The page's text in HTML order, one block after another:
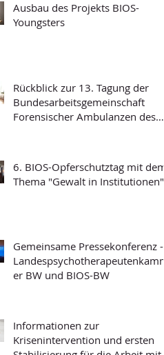
Ausbau des Projekts BIOS-
Youngsters
Rückblick zur 13. Tagung der
Bundesarbeitsgemeinschaft
Forensischer Ambulanzen des
6. BIOS-Opferschutztag mit dem
Thema "Gewalt in Institutionen"
Gemeinsame Pressekonferenz -
Landespsychotherapeutenkamm
er BW und BIOS-BW
Informationen zur
Krisenintervention und ersten